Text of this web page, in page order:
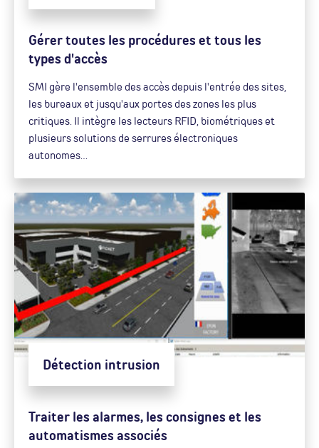
Gérer toutes les procédures et tous les
types d'accès
SMI gère l'ensemble des accès depuis l'entrée des sites,
les bureaux et jusqu'aux portes des zones les plus
critiques. Il intègre les lecteurs RFID, biométriques et
plusieurs solutions de serrures électroniques
autonomes…
Détection intrusion
Traiter les alarmes, les consignes et les
automatismes associés